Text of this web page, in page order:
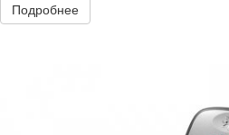
Подробнее